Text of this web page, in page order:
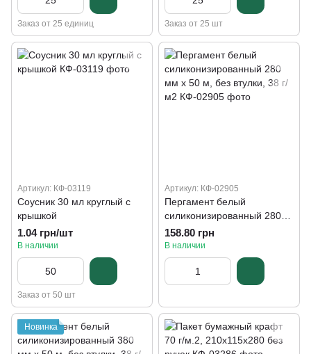
Заказ от 25 единиц Заказ от 25 шт
Артикул: КФ-03119
Соусник 30 мл круглый с
крышкой
1.04 грн/шт
В наличии
Заказ от 50 шт
Артикул: КФ-02905
Пергамент белый
силиконизированный 280
мм х 50 м, без втулки, 38 г/
м2
158.80 грн
В наличии
Новинка